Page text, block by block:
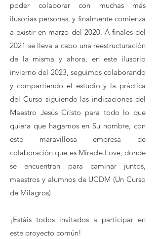
poder colaborar con muchas más
ilusorias personas, y finalmente comienza
a existir en marzo del 2020. A finales del
2021 se lleva a cabo una reestructuración
de la misma y ahora, en este ilusorio
invierno del 2023, seguimos colaborando
y compartiendo el estudio y la práctica
del Curso siguiendo las indicaciones del
Maestro Jesús Cristo para todo lo que
quiera que hagamos en Su nombre, con
este maravillosa empresa de
colaboración que es Miracle.Love, donde
se encuentran para caminar juntos,
maestros y alumnos de UCDM (Un Curso
de Milagros)
¡Estáis todos invitados a participar en
este proyecto común!